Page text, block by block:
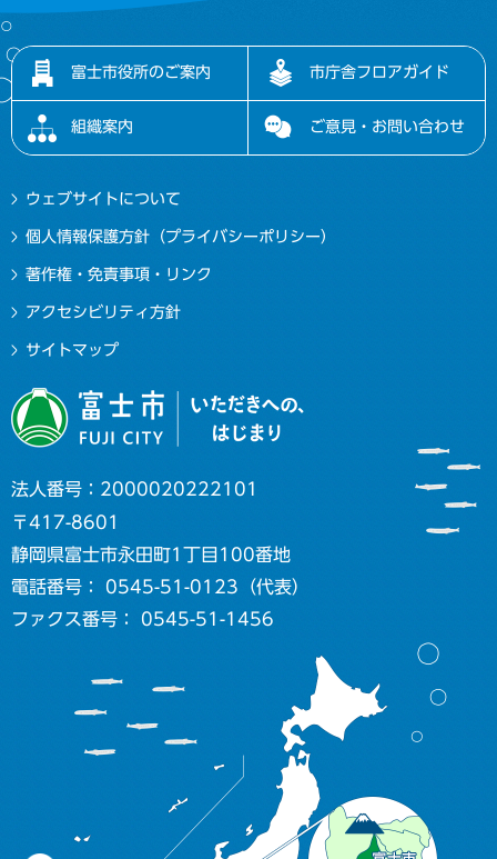
富士市役所のご案内 市庁舎フロアガイド
組織案内 ご意見・お問い合わせ
ウェブサイトについて
個人情報保護方針（プライバシーポリシー）
著作権・免責事項・リンク
アクセシビリティ方針
サイトマップ
法人番号：2000020222101
〒417-8601
静岡県富士市永田町1丁目100番地
電話番号： 0545-51-0123（代表）
ファクス番号： 0545-51-1456